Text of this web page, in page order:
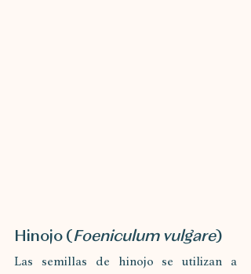
Hinojo (Foeniculum vulgare)
Las semillas de hinojo se utilizan a